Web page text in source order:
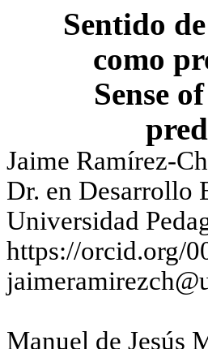
Sentido
como
Sense
Jaime Ramírez-
Dr. en Desarrollo
Universidad
https://orcid.org/
Manuel de Jesús